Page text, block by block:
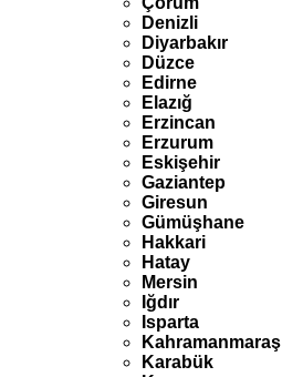
Denizli
Diyarbakır
Düzce
Edirne
Elazığ
Erzincan
Erzurum
Eskişehir
Gaziantep
Giresun
Gümüşhane
Hakkari
Hatay
Mersin
Iğdır
Isparta
Kahramanmaraş
Karabük